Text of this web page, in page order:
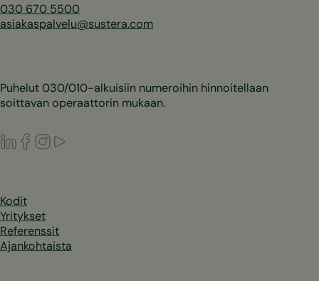
030 670 5500
asiakaspalvelu@sustera.com
Puhelut 030/010-alkuisiin numeroihin hinnoitellaan
soittavan operaattorin mukaan.
LinkedIn
Facebook
Instagram
Kodit
Yritykset
Referenssit
Ajankohtaista